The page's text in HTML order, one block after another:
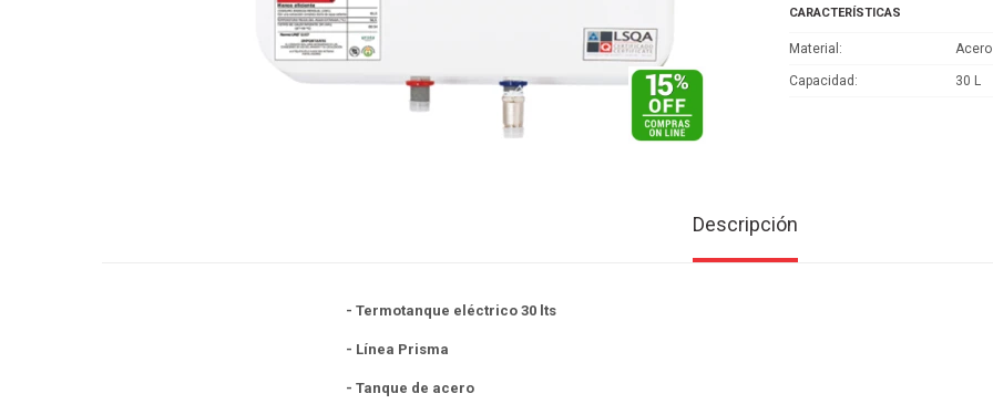
CARACTERÍSTICAS
Material Acero
Capacidad 30 L
Descripción
- Termotanque eléctrico 30 lts
- Línea Prisma
- Tanque de acero